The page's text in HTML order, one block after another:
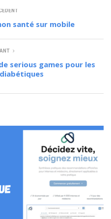
santé sur mobile
serious games pour les